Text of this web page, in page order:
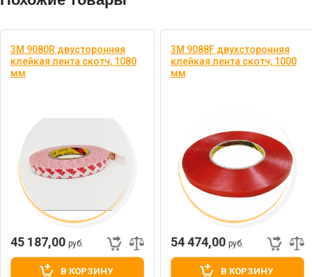
3M 9080R двусторонняя
клейкая лента скотч, 1080
мм
45 187,00 руб.
В КОРЗИНУ
3M 9088F двухсторонняя
клейкая лента скотч, 1000
мм
54 474,00 руб.
В КОРЗИНУ